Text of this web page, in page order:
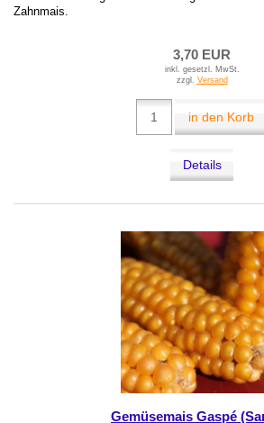
Zahnmais.
3,70 EUR
inkl. gesetzl. MwSt.
zzgl. Versand
in den Korb
Details
Gemüsemais Gaspé